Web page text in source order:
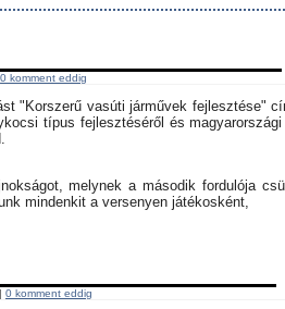
0 komment eddig
"Korszerű vasúti járművek fejlesztése"
típus fejlesztéséről és
melynek a második fordulója
mindenkit a versenyen játékosként,
0 komment eddig